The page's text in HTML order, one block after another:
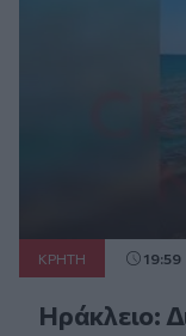
ΚΡΗΤΗ 19:59
Ηράκλειο: